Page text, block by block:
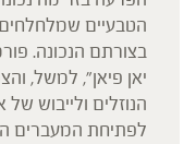
הטבעיים
בצורתם הנכונה.
יאן פיאן", למשל,
הנוזלים ולייבוש
לפתיחת המעברים